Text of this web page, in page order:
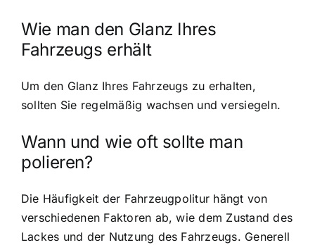
Wie man den Glanz Ihres
Fahrzeugs erhält
Um den Glanz Ihres Fahrzeugs zu erhalten,
sollten Sie regelmäßig wachsen und versiegeln.
Wann und wie oft sollte man
polieren?
Die Häufigkeit der Fahrzeugpolitur hängt von
verschiedenen Faktoren ab, wie dem Zustand des
Lackes und der Nutzung des Fahrzeugs. Generell